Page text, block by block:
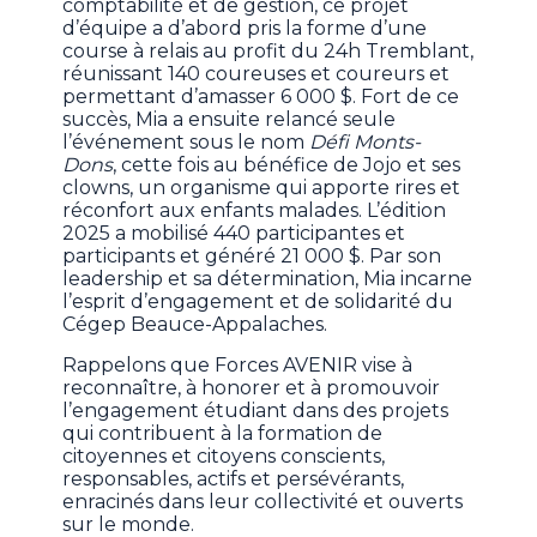
comptabilité et de gestion, ce projet
d’équipe a d’abord pris la forme d’une
course à relais au profit du 24h Tremblant,
réunissant 140 coureuses et coureurs et
permettant d’amasser 6 000 $. Fort de ce
succès, Mia a ensuite relancé seule
l’événement sous le nom Défi Monts-
Dons, cette fois au bénéfice de Jojo et ses
clowns, un organisme qui apporte rires et
réconfort aux enfants malades. L’édition
2025 a mobilisé 440 participantes et
participants et généré 21 000 $. Par son
leadership et sa détermination, Mia incarne
l’esprit d’engagement et de solidarité du
Cégep Beauce-Appalaches.
Rappelons que Forces AVENIR vise à
reconnaître, à honorer et à promouvoir
l’engagement étudiant dans des projets
qui contribuent à la formation de
citoyennes et citoyens conscients,
responsables, actifs et persévérants,
enracinés dans leur collectivité et ouverts
sur le monde.